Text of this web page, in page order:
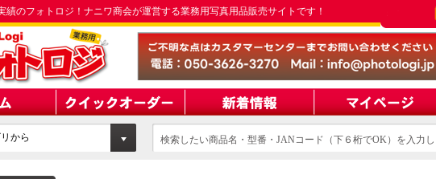
績のフォトロジ！ナニワ商会が運営する業務用写真用品販売サイトです！
検索したい商品名・型番・JANコード（下６桁でOK）を入力し